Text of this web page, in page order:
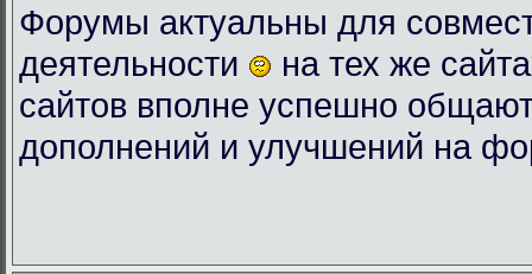
Форумы актуальны для
деятельности
на тех же
сайтов вполне успешно
дополнений и улучшений на